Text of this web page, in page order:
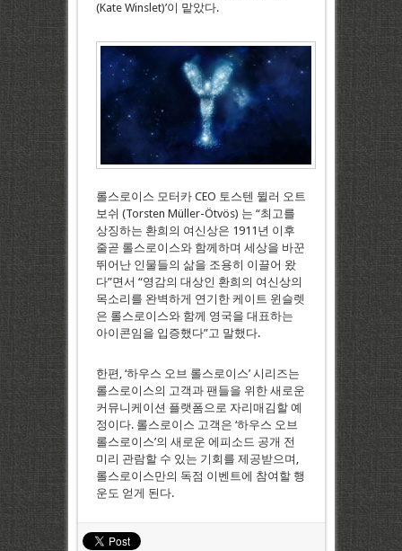
(Kate Winslet)’이 맡았다.
롤스로이스 모터카 CEO 토스텐 뮐러 오트
보쉬 (Torsten Müller-Ötvös) 는 “최고를
상징하는 환희의 여신상은 1911년 이후
줄곧 롤스로이스와 함께하며 세상을 바꾼
뛰어난 인물들의 삶을 조용히 이끌어 왔
다”면서 “영감의 대상인 환희의 여신상의
목소리를 완벽하게 연기한 케이트 윈슬렛
은 롤스로이스와 함께 영국을 대표하는
아이콘임을 입증했다”고 말했다.
한편, ‘하우스 오브 롤스로이스’ 시리즈는
롤스로이스의 고객과 팬들을 위한 새로운
커뮤니케이션 플랫폼으로 자리매김할 예
정이다. 롤스로이스 고객은 ‘하우스 오브
롤스로이스’의 새로운 에피소드 공개 전
미리 관람할 수 있는 기회를 제공받으며,
롤스로이스만의 독점 이벤트에 참여할 행
운도 얻게 된다.